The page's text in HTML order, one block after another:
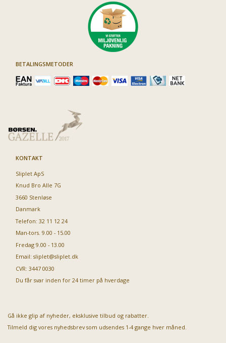
BETALINGSMETODER
KONTAKT
Sliplet ApS
Knud Bro Alle 7G
3660 Stenløse
Danmark
Telefon: 32 11 12 24
Man-tors. 9.00 - 15.00
Fredag 9.00 - 13.00
Email: sliplet@sliplet.dk
CVR: 3447 0030
Du får svar inden for 24 timer på hverdage
Gå ikke glip af nyheder, eksklusive tilbud og rabatter.
Tilmeld dig vores nyhedsbrev som udsendes 1-4 gange hver måned.